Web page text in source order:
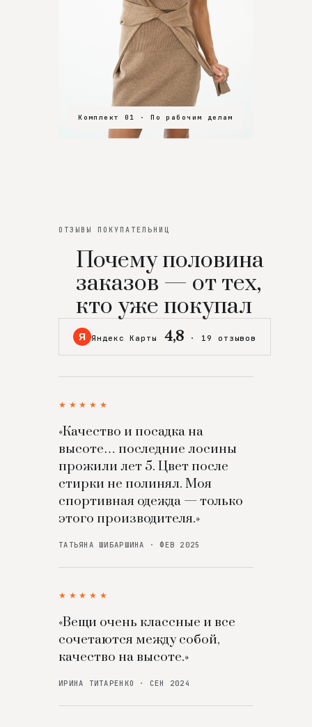
Комплект 01 · По рабочим делам
Комплект 02 · В зал
Комплект 03 · На особенный вечер
ОТЗЫВЫ ПОКУПАТЕЛЬНИЦ
Почему половина
заказов — от тех,
кто уже покупал
Я Яндекс Карты 4,8 · 19 отзывов
★★★★★
«Качество и посадка на
высоте… последние лосины
прожили лет 5. Цвет после
стирки не полинял. Моя
спортивная одежда — только
этого производителя.»
ТАТЬЯНА ШИБАРШИНА · ФЕВ 2025
★★★★★
«Вещи очень классные и все
сочетаются между собой,
качество на высоте.»
ИРИНА ТИТАРЕНКО · СЕН 2024